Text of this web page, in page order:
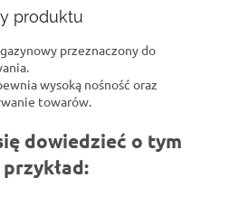
produktu
przeznaczony do
wysoką nośność oraz
towarów.
dowiedzieć o tym